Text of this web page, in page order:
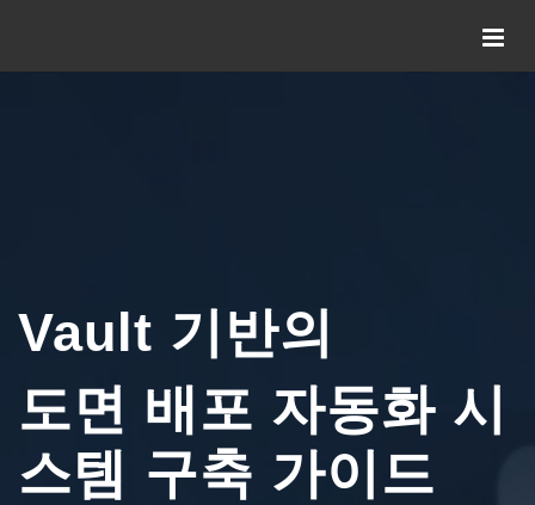
Vault 기반의
도면 배포 자동화 시
스템 구축 가이드